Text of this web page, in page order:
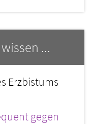
...
Erzbistums
gegen